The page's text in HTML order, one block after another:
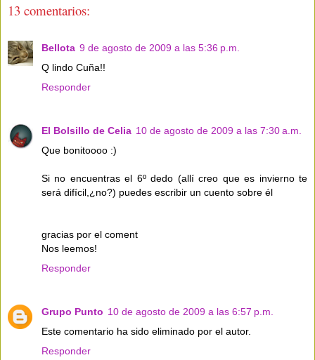
13 comentarios:
Bellota 9 de agosto de 2009 a las 5:36 p.m.
Q lindo Cuña!!
Responder
El Bolsillo de Celia 10 de agosto de 2009 a las 7:30 a.m.
Que bonitoooo :)
Si no encuentras el 6º dedo (allí creo que es invierno te
será difícil,¿no?) puedes escribir un cuento sobre él
gracias por el coment
Nos leemos!
Responder
Grupo Punto 10 de agosto de 2009 a las 6:57 p.m.
Este comentario ha sido eliminado por el autor.
Responder